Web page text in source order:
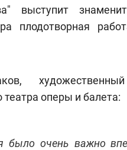
выступит
плодотворная
театра оперы и балета:
было очень важно